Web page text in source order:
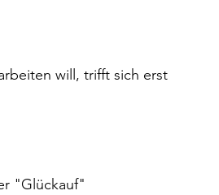
will, trifft sich erst
"Glückauf"